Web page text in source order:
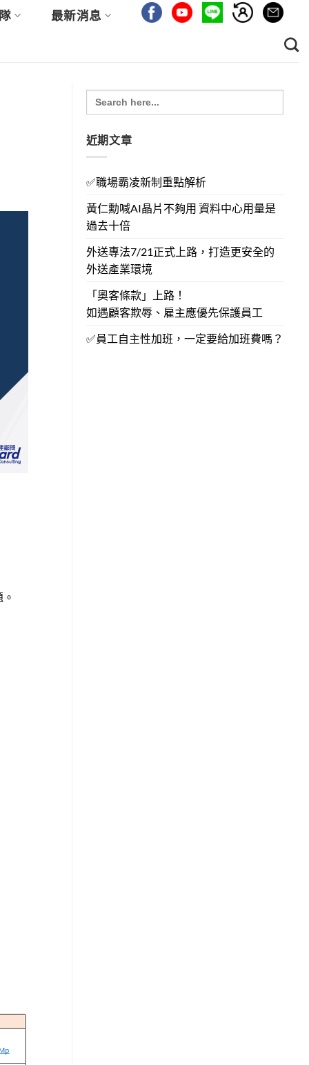
最新消息
Search
for:
近期文章
✅職場霸凌新制重點解析
黃仁勳喊AI晶片不夠用 資料中心用量是
過去十倍
外送專法7/21正式上路，打造更安全的
外送產業環境
「奧客條款」上路！
如遇顧客欺辱、雇主應優先保護員工
✅員工自主性加班，一定要給加班費嗎？